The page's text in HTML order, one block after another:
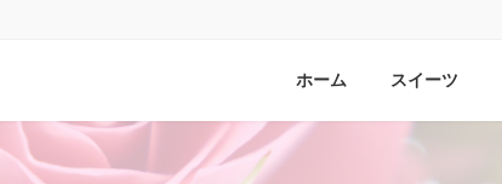
ホーム スイーツ